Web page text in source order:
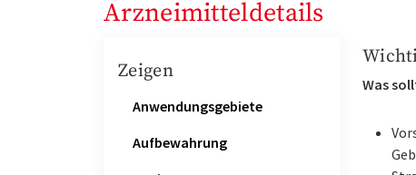
Arzneimitteldetails
Zeigen
Anwendungsgebiete
Aufbewahrung
Was